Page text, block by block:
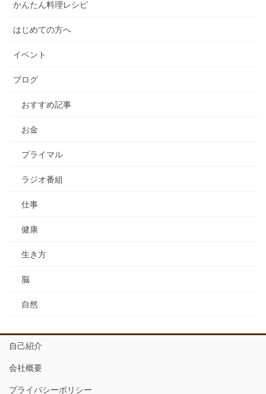
かんたん料理レシピ
はじめての方へ
イベント
ブログ
おすすめ記事
お金
プライマル
ラジオ番組
仕事
健康
生き方
脳
自然
自己紹介
会社概要
プライバシーポリシー